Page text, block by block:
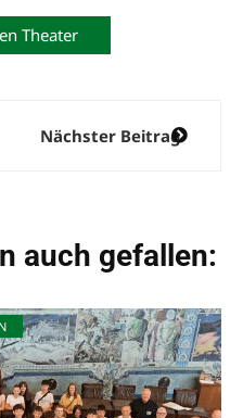
Theater
Nächster Beitrag
auch gefallen: